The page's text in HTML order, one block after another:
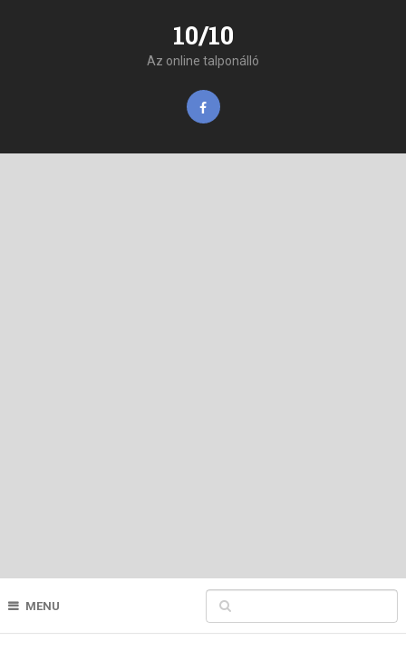
10/10
Az online talponálló
MENU